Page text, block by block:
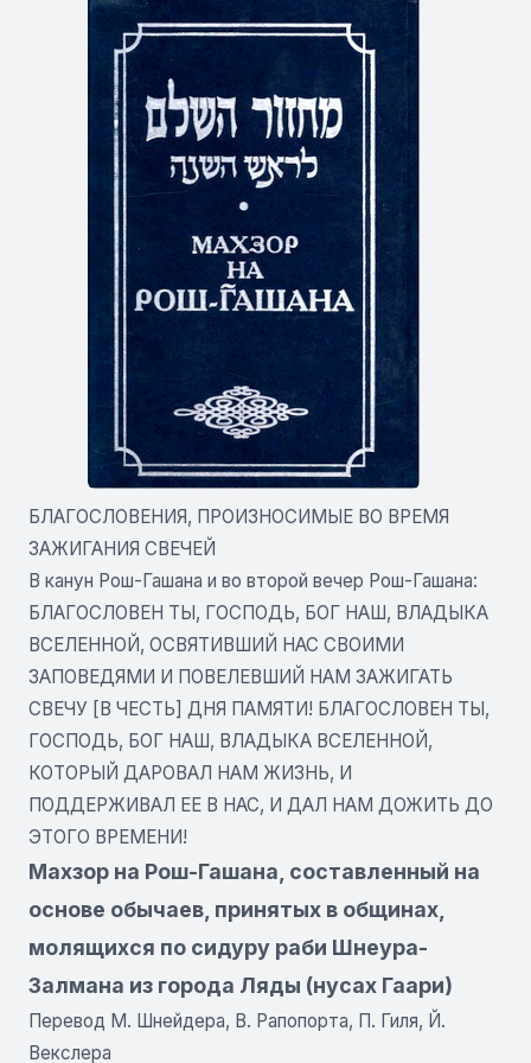
БЛАГОСЛОВЕНИЯ, ПРОИЗНОСИМЫЕ ВО ВРЕМЯ
ЗАЖИГАНИЯ СВЕЧЕЙ
В канун Рош-Гашана и во второй вечер Рош-Гашана:
БЛАГОСЛОВЕН ТЫ, ГОСПОДЬ, БОГ НАШ, ВЛАДЫКА
ВСЕЛЕННОЙ, ОСВЯТИВШИЙ НАС СВОИМИ
ЗАПОВЕДЯМИ И ПОВЕЛЕВШИЙ НАМ ЗАЖИГАТЬ
СВЕЧУ [В ЧЕСТЬ] ДНЯ ПАМЯТИ! БЛАГОСЛОВЕН ТЫ,
ГОСПОДЬ, БОГ НАШ, ВЛАДЫКА ВСЕЛЕННОЙ,
КОТОРЫЙ ДАРОВАЛ НАМ ЖИЗНЬ, И
ПОДДЕРЖИВАЛ ЕЕ В НАС, И ДАЛ НАМ ДОЖИТЬ ДО
ЭТОГО ВРЕМЕНИ!
Махзор на Рош-Гашана, составленный на
основе обычаев, принятых в общинах,
молящихся по сидуру раби Шнеура-
Залмана из города Ляды (нусах Гаари)
Перевод М. Шнейдера, В. Рапопорта, П. Гиля, Й.
Векслера